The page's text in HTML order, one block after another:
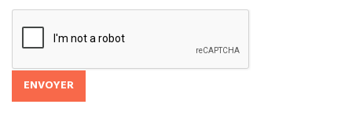
ENVOYER